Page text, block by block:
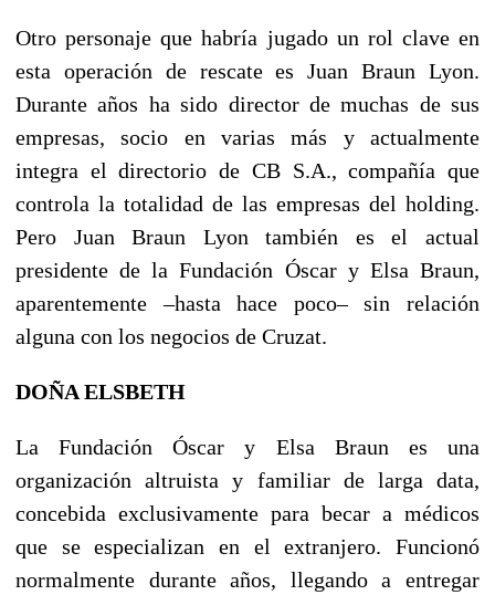
Otro personaje que habría jugado un rol clave en
esta operación de rescate es Juan Braun Lyon.
Durante años ha sido director de muchas de sus
empresas, socio en varias más y actualmente
integra el directorio de CB S.A., compañía que
controla la totalidad de las empresas del holding.
Pero Juan Braun Lyon también es el actual
presidente de la Fundación Óscar y Elsa Braun,
aparentemente –hasta hace poco– sin relación
alguna con los negocios de Cruzat.
DOÑA ELSBETH
La Fundación Óscar y Elsa Braun es una
organización altruista y familiar de larga data,
concebida exclusivamente para becar a médicos
que se especializan en el extranjero. Funcionó
normalmente durante años, llegando a entregar